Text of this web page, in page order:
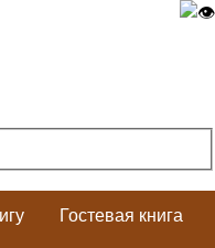
Гостевая книга